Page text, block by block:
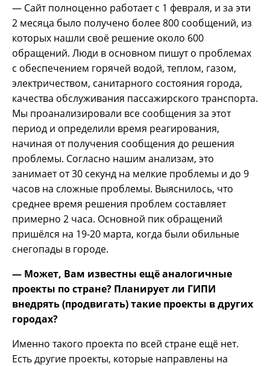
— Сайт полноценно работает с 1 февраля, и за эти
2 месяца было получено более 800 сообщений, из
которых нашли своё решение около 600
обращений. Люди в основном пишут о проблемах
с обеспечением горячей водой, теплом, газом,
электричеством, санитарного состояния города,
качества обслуживания пассажирского транспорта.
Мы проанализировали все сообщения за этот
период и определили время реагирования,
начиная от получения сообщения до решения
проблемы. Согласно нашим анализам, это
занимает от 30 секунд на мелкие проблемы и до 9
часов на сложные проблемы. Выяснилось, что
среднее время решения проблем составляет
примерно 2 часа. Основной пик обращений
пришёлся на 19-20 марта, когда были обильные
снегопады в городе.
— Может, Вам известны ещё аналогичные
проекты по стране? Планирует ли ГИПИ
внедрять (продвигать) такие проекты в других
городах?
Именно такого проекта по всей стране ещё нет.
Есть другие проекты, которые направлены на